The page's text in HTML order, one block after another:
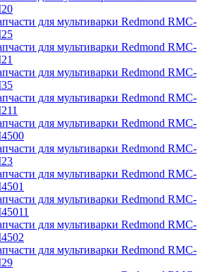
для мультиварки Redmond RMC-
для мультиварки Redmond RMC-
для мультиварки Redmond RMC-
для мультиварки Redmond RMC-
для мультиварки Redmond RMC-
для мультиварки Redmond RMC-
для мультиварки Redmond RMC-
для мультиварки Redmond RMC-
для мультиварки Redmond RMC-
для мультиварки Redmond RMC-